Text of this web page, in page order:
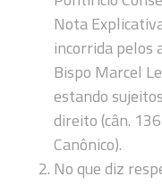
Nota
incorrida pelos
Bispo Marcel
estando
direito (cân.
Canônico).
No que diz